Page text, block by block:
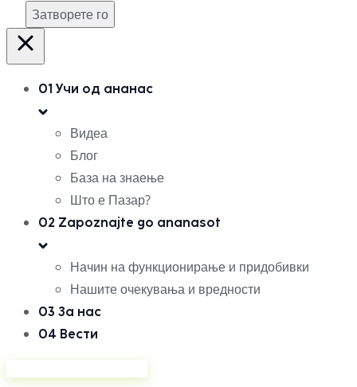
Затворете го
01 Учи од ананас
Видеа
Блог
База на знаење
Што е Пазар?
02 Zapoznajte go ananasot
Начин на функционирање и придобивки
Нашите очекувања и вредности
03 За нас
04 Вести